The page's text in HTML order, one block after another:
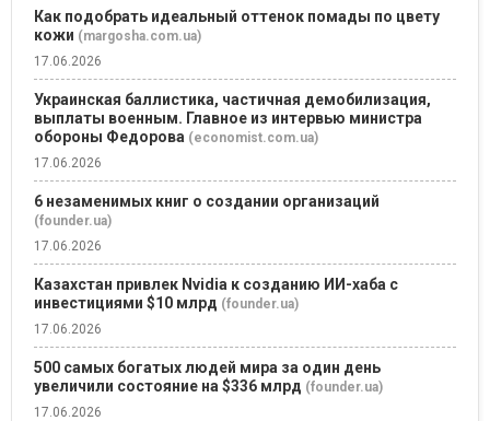
Как подобрать идеальный оттенок помады по цвету
кожи (margosha.com.ua)
17.06.2026
Украинская баллистика, частичная демобилизация,
выплаты военным. Главное из интервью министра
обороны Федорова (economist.com.ua)
17.06.2026
6 незаменимых книг о создании организаций
(founder.ua)
17.06.2026
Казахстан привлек Nvidia к созданию ИИ-хаба с
инвестициями $10 млрд (founder.ua)
17.06.2026
500 самых богатых людей мира за один день
увеличили состояние на $336 млрд (founder.ua)
17.06.2026